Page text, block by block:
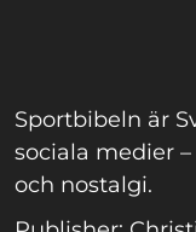
Sportbibeln är
sociala medier
och nostalgi.